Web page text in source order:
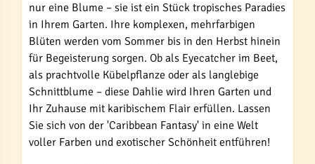
nur eine Blume – sie ist ein Stück tropisches Paradies
in Ihrem Garten. Ihre komplexen, mehrfarbigen
Blüten werden vom Sommer bis in den Herbst hinein
für Begeisterung sorgen. Ob als Eyecatcher im Beet,
als prachtvolle Kübelpflanze oder als langlebige
Schnittblume – diese Dahlie wird Ihren Garten und
Ihr Zuhause mit karibischem Flair erfüllen. Lassen
Sie sich von der 'Caribbean Fantasy' in eine Welt
voller Farben und exotischer Schönheit entführen!